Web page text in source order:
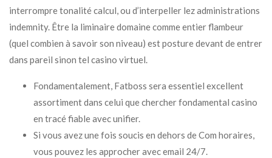
interrompre tonalité calcul, ou d’interpeller lez administrations
indemnity. Être la liminaire domaine comme entier flambeur
(quel combien à savoir son niveau) est posture devant de entrer
dans pareil sinon tel casino virtuel.
Fondamentalement, Fatboss sera essentiel excellent
assortiment dans celui que chercher fondamental casino
en tracé fiable avec unifier.
Si vous avez une fois soucis en dehors de Com horaires,
vous pouvez les approcher avec email 24/7.